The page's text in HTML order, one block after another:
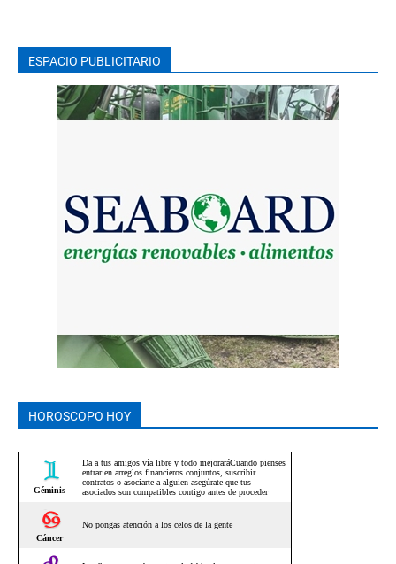
ESPACIO PUBLICITARIO
HOROSCOPO HOY